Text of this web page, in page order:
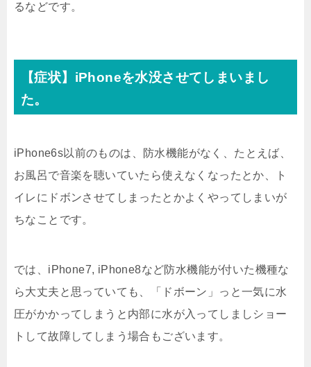
るなどです。
【症状】iPhoneを水没させてしまいまし
た。
iPhone6s以前のものは、防水機能がなく、たとえば、
お風呂で音楽を聴いていたら使えなくなったとか、ト
イレにドボンさせてしまったとかよくやってしまいが
ちなことです。
では、iPhone7, iPhone8など防水機能が付いた機種な
ら大丈夫と思っていても、「ドボーン」っと一気に水
圧がかかってしまうと内部に水が入ってしましショー
トして故障してしまう場合もございます。